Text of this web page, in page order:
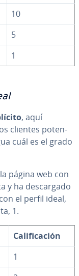
10
5
1
, aquí
clientes po­te­n­
cuál es el grado
página web con
y ha de­s­ca­r­ga­do
el perfil ideal,
1.
Ca­li­fi­ca­ción
1